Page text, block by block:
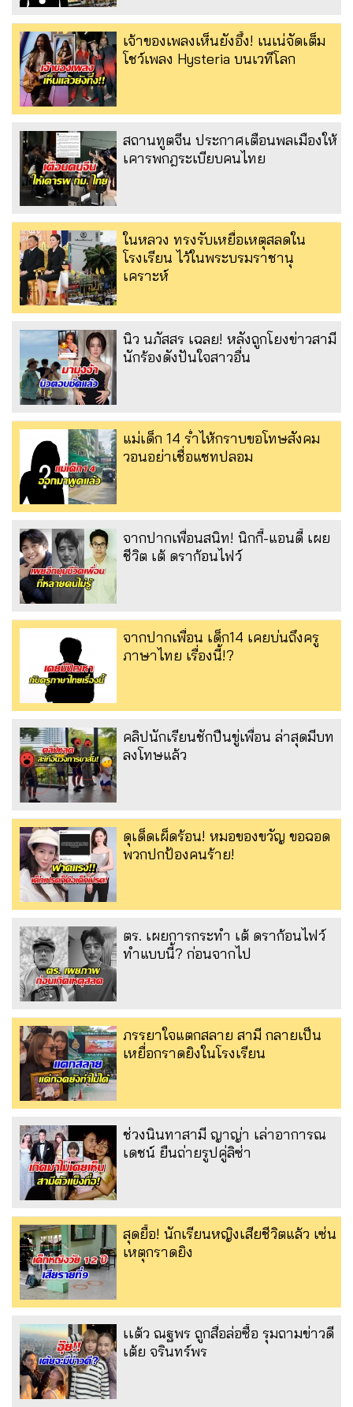
เจ้าของเพลงเห็นยังอึ้ง! เนเน่จัดเต็ม
โชว์เพลง Hysteria บนเวทีโลก
สถานทูตจีน ประกาศเตือนพลเมืองให้
เคารพกฎระเบียบคนไทย
ในหลวง ทรงรับเหยื่อเหตุสลดใน
โรงเรียน ไว้ในพระบรมราชานุ
เคราะห์
นิว นภัสสร เฉลย! หลังถูกโยงข่าวสามี
นักร้องดังปันใจสาวอื่น
แม่เด็ก 14 ร่ำไห้กราบขอโทษสังคม
วอนอย่าเชื่อแชทปลอม
จากปากเพื่อนสนิท! นิกกี้-แอนดี้ เผย
ชีวิต เต้ ดราก้อนไฟว์
จากปากเพื่อน เด็ก14 เคยบ่นถึงครู
ภาษาไทย เรื่องนี้!?
คลิปนักเรียนชักปืนขู่เพื่อน ล่าสุดมีบท
ลงโทษแล้ว
ดุเด็ดเผ็ดร้อน! หมอของขวัญ ขอฉอด
พวกปกป้องคนร้าย!
ตร. เผยการกระทำ เต้ ดราก้อนไฟว์
ทำแบบนี้? ก่อนจากไป
ภรรยาใจแตกสลาย สามี กลายเป็น
เหยื่อกราดยิงในโรงเรียน
ช่วงนินทาสามี ญาญ่า เล่าอาการณ
เดชน์ ยืนถ่ายรูปคู่ลิซ่า
สุดยื้อ! นักเรียนหญิงเสียชีวิตแล้ว เซ่น
เหตุกราดยิง
เเต้ว ณฐพร ถูกสื่อล่อซื้อ รุมถามข่าวดี
เต้ย จรินทร์พร